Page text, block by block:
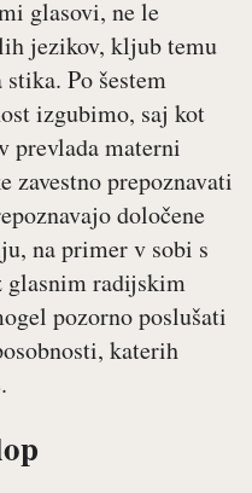
glasovi, ne le
jezikov, kljub temu
Po šestem
izgubimo, saj kot
prevlada materni
zavestno prepoznavati
določene
na primer v sobi s
radijskim
pozorno poslušati
katerih